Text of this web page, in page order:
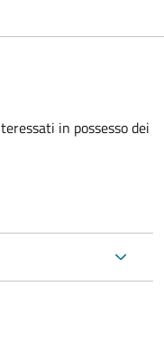
in possesso dei